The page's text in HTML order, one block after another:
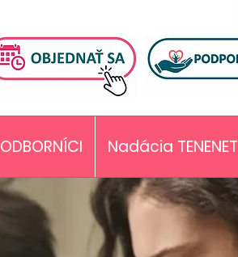
ODBORNÍCI Nadácia TENENET